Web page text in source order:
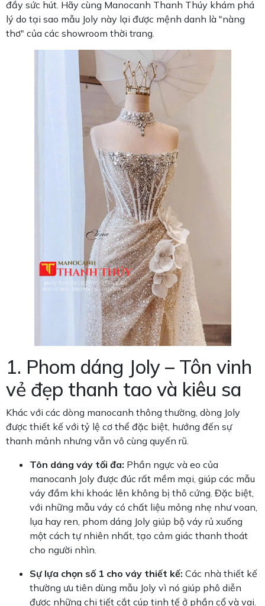
đầy sức hút. Hãy cùng Manocanh Thanh Thúy khám phá
lý do tại sao mẫu Joly này lại được mệnh danh là "nàng
thơ" của các showroom thời trang.
1. Phom dáng Joly – Tôn vinh
vẻ đẹp thanh tao và kiêu sa
Khác với các dòng manocanh thông thường, dòng Joly
được thiết kế với tỷ lệ cơ thể đặc biệt, hướng đến sự
thanh mảnh nhưng vẫn vô cùng quyến rũ.
Tôn dáng váy tối đa: Phần ngực và eo của
manocanh Joly được đúc rất mềm mại, giúp các mẫu
váy đầm khi khoác lên không bị thô cứng. Đặc biệt,
với những mẫu váy có chất liệu mỏng nhẹ như voan,
lụa hay ren, phom dáng Joly giúp bộ váy rủ xuống
một cách tự nhiên nhất, tạo cảm giác thanh thoát
cho người nhìn.
Sự lựa chọn số 1 cho váy thiết kế: Các nhà thiết kế
thường ưu tiên dùng mẫu Joly vì nó giúp phô diễn
được những chi tiết cắt cúp tinh tế ở phần cổ và vai.